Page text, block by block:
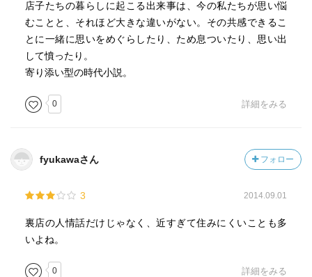
店子たちの暮らしに起こる出来事は、今の私たちが思い悩
むことと、それほど大きな違いがない。その共感できるこ
とに一緒に思いをめぐらしたり、ため息ついたり、思い出
して憤ったり。
寄り添い型の時代小説。
0 詳細をみる
fyukawaさん フォロー
3 2014.09.01
裏店の人情話だけじゃなく、近すぎて住みにくいことも多
いよね。
0 詳細をみる